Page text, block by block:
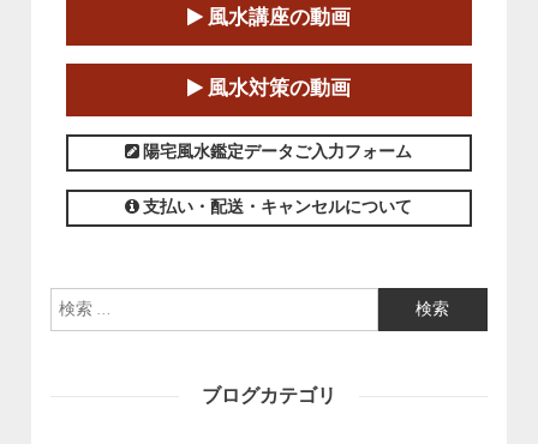
第１８期立命塾「実践的四柱立命学（四
柱推命学）講座」
2025-01-11～2025-05-11
この講座の募集は終了しました。
風水講座の動画
風水対策の動画
陽宅風水鑑定データご入力フォーム
支払い・配送・キャンセルについて
検索:
ブログカテゴリ